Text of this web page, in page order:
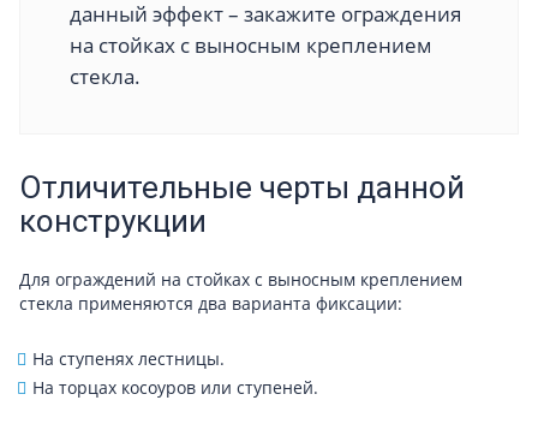
данный эффект – закажите ограждения
на стойках с выносным креплением
стекла.
Отличительные черты данной
конструкции
Для ограждений на стойках с выносным креплением
стекла применяются два варианта фиксации:
На ступенях лестницы.
На торцах косоуров или ступеней.